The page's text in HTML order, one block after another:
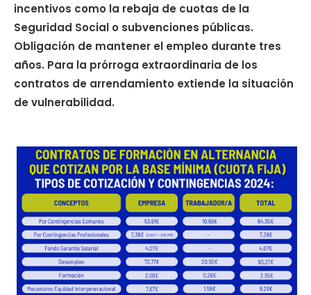
incentivos como la rebaja de cuotas de la
Seguridad Social o subvenciones públicas.
Obligación de mantener el empleo durante tres
años. Para la prórroga extraordinaria de los
contratos de arrendamiento extiende la situación
de vulnerabilidad.